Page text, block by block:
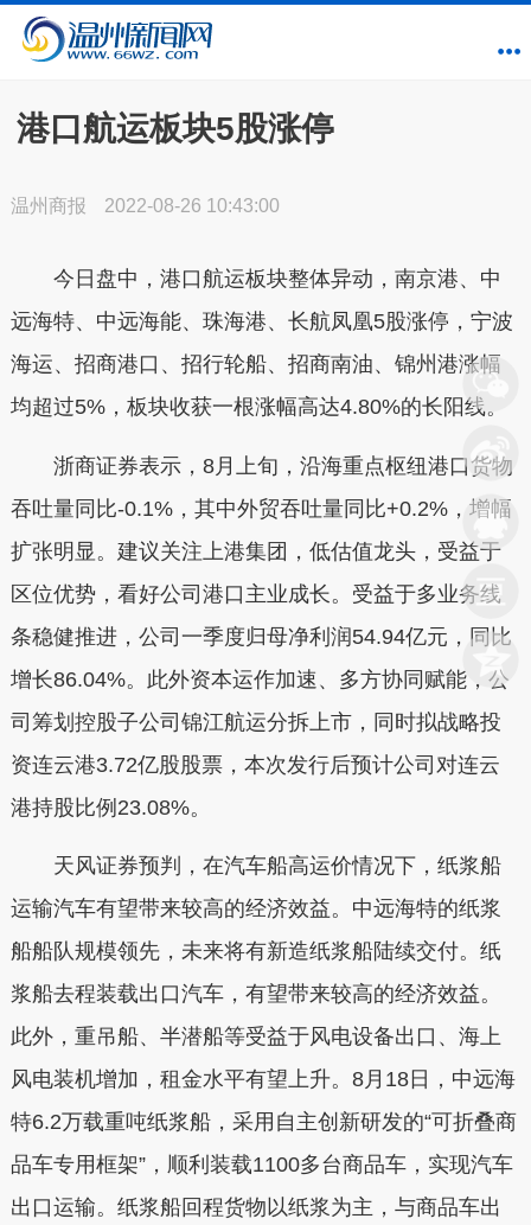
港口航运板块5股涨停
温州商报 2022-08-26 10:43:00
今日盘中，港口航运板块整体异动，南京港、中
远海特、中远海能、珠海港、长航凤凰5股涨停，宁波
海运、招商港口、招行轮船、招商南油、锦州港涨幅
均超过5%，板块收获一根涨幅高达4.80%的长阳线。
浙商证券表示，8月上旬，沿海重点枢纽港口货物
吞吐量同比-0.1%，其中外贸吞吐量同比+0.2%，增幅
扩张明显。建议关注上港集团，低估值龙头，受益于
区位优势，看好公司港口主业成长。受益于多业务线
条稳健推进，公司一季度归母净利润54.94亿元，同比
增长86.04%。此外资本运作加速、多方协同赋能，公
司筹划控股子公司锦江航运分拆上市，同时拟战略投
资连云港3.72亿股股票，本次发行后预计公司对连云
港持股比例23.08%。
天风证券预判，在汽车船高运价情况下，纸浆船
运输汽车有望带来较高的经济效益。中远海特的纸浆
船船队规模领先，未来将有新造纸浆船陆续交付。纸
浆船去程装载出口汽车，有望带来较高的经济效益。
此外，重吊船、半潜船等受益于风电设备出口、海上
风电装机增加，租金水平有望上升。8月18日，中远海
特6.2万载重吨纸浆船，采用自主创新研发的“可折叠商
品车专用框架”，顺利装载1100多台商品车，实现汽车
出口运输。纸浆船回程货物以纸浆为主，与商品车出